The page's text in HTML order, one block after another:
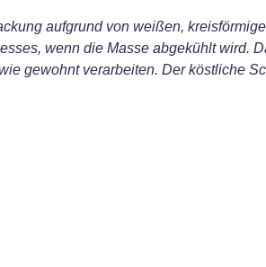
aufgrund von weißen,
wenn die Masse abgekühlt wird.
gewohnt verarbeiten. Der köstliche